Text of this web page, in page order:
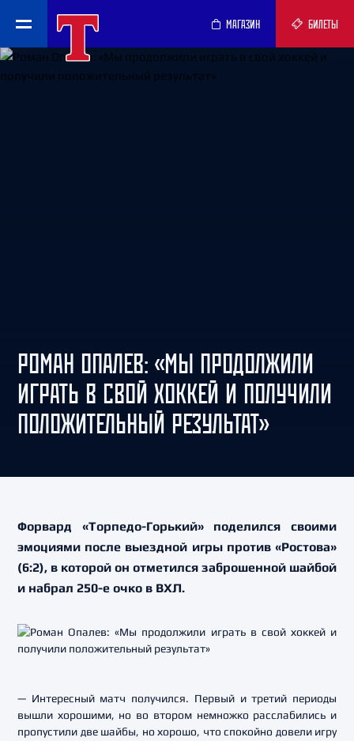
МАГАЗИН БИЛЕТЫ
РОМАН ОПАЛЕВ: «МЫ ПРОДОЛЖИЛИ
ИГРАТЬ В СВОЙ ХОККЕЙ И ПОЛУЧИЛИ
ПОЛОЖИТЕЛЬНЫЙ РЕЗУЛЬТАТ»
Форвард «Торпедо-Горький» поделился своими
эмоциями после выездной игры против «Ростова»
(6:2), в которой он отметился заброшенной шайбой
и набрал 250-е очко в ВХЛ.
— Интересный матч получился. Первый и третий периоды
вышли хорошими, но во втором немножко расслабились и
пропустили две шайбы, но хорошо, что спокойно довели игру